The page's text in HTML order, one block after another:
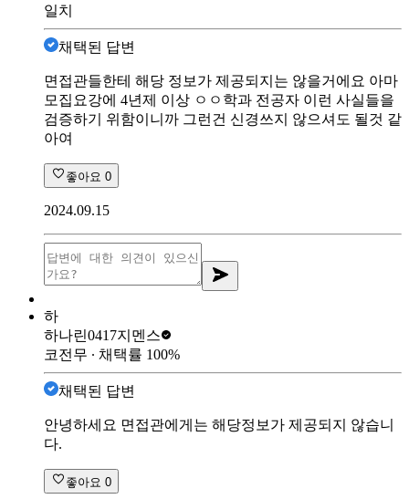
일치
채택된 답변
면접관들한테 해당 정보가 제공되지는 않을거에요 아마
모집요강에 4년제 이상 ㅇㅇ학과 전공자 이런 사실들을
검증하기 위함이니까 그런건 신경쓰지 않으셔도 될것 같
아여
좋아요 0
2024.09.15
하
하나린0417지멘스
코전무 ∙ 채택률 100%
채택된 답변
안녕하세요 면접관에게는 해당정보가 제공되지 않습니
다.
좋아요 0